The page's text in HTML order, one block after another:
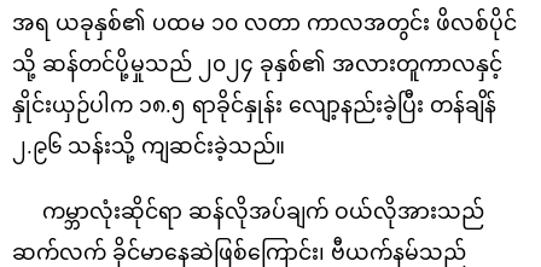
အရ ယခုနှစ်၏ ပထမ ၁၀ လတာ ကာလအတွင်း ဖိလစ်ပိုင်
သို့ ဆန်တင်ပို့မှုသည် ၂၀၂၄ ခုနှစ်၏ အလားတူကာလနှင့်
နှိုင်းယှဉ်ပါက ၁၈.၅ ရာခိုင်နှုန်း လျော့နည်းခဲ့ပြီး တန်ချိန်
၂.၉၆ သန်းသို့ ကျဆင်းခဲ့သည်။
ကမ္ဘာလုံးဆိုင်ရာ ဆန်လိုအပ်ချက် ဝယ်လိုအားသည်
ဆက်လက် ခိုင်မာနေဆဲဖြစ်ကြောင်း၊ ဗီယက်နမ်သည်